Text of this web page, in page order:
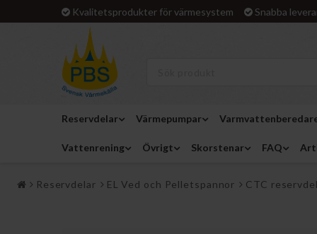
Kvalitetsprodukter för värmesystem Snabba
Reservdelar Värmepumpar
Vattenrening Övrigt Skorstenar FAQ
Reservdelar EL Ved och Pelletspannor CTC